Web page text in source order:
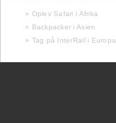
» Oplev Safari i Afrika
» Backpacker i Asien
» Tag på InterRail i Europa